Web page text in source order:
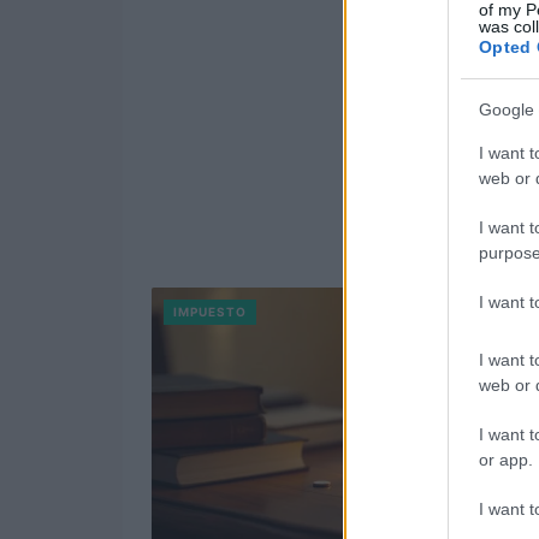
of my
was
Opted
Google
I want
web or
I want
I want
I want
web or
I want
or app.
I want
IMPUESTO